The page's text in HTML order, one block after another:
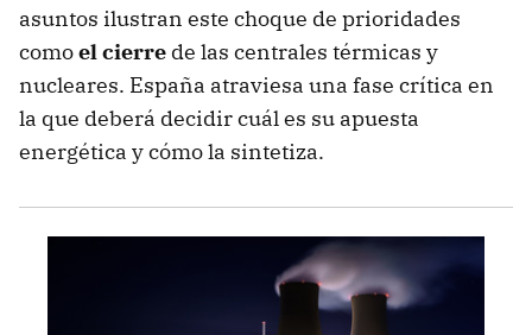
asuntos ilustran este choque de prioridades
comoel cierre de las centrales térmicas y
nucleares. España atraviesa una fase crítica en
la que deberá decidir cuál es su apuesta
energética y cómo la sintetiza.